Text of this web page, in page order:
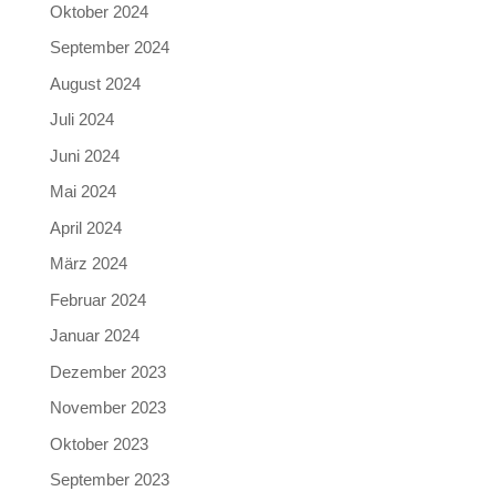
Oktober 2024
September 2024
August 2024
Juli 2024
Juni 2024
Mai 2024
April 2024
März 2024
Februar 2024
Januar 2024
Dezember 2023
November 2023
Oktober 2023
September 2023